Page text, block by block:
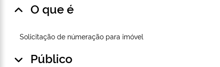
O que é
Solicitação de númeração para imóvel
Público